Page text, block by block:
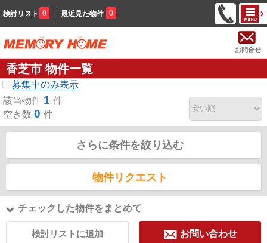
検討リスト 0 最近見た物件 0
お問合せ
香芝市 物件一覧
募集中のみ表示
該当物件 1 件
空き数 0 件
さらに条件を絞り込む
物件リクエスト
チェックした物件をまとめて
検討リストに追加 お問い合わせ